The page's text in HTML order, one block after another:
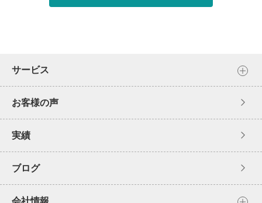
サービス
お客様の声
実績
ブログ
会社情報